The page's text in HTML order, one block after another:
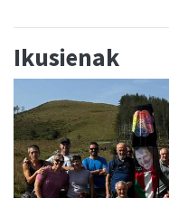
Ikusienak